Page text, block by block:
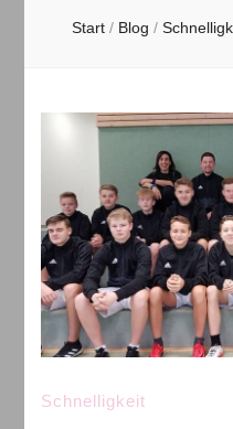
Start / Blog /
Schnelligkeit